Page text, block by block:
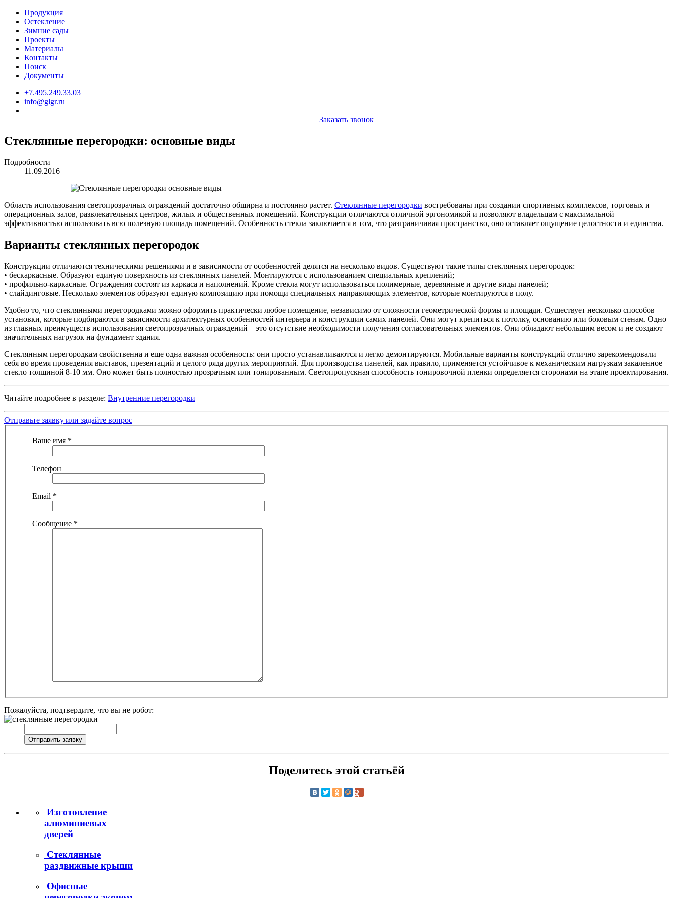
Продукция
Остекление
Зимние сады
Проекты
Материалы
Контакты
Поиск
Документы
+7.495.249.33.03
info@glgr.ru
Заказать звонок
Стеклянные перегородки: основные виды
Подробности
11.09.2016
Область использования светопрозрачных ограждений достаточно обширна и постоянно растет. Стеклянные перегородки востребованы при создании спортивных комплексов, торговых и
операционных залов, развлекательных центров, жилых и общественных помещений. Конструкции отличаются отличной эргономикой и позволяют владельцам с максимальной
эффективностью использовать всю полезную площадь помещений. Особенность стекла заключается в том, что разграничивая пространство, оно оставляет ощущение целостности и единства.
Варианты стеклянных перегородок
Конструкции отличаются техническими решениями и в зависимости от особенностей делятся на несколько видов. Существуют такие типы стеклянных перегородок:
• бескаркасные. Образуют единую поверхность из стеклянных панелей. Монтируются с использованием специальных креплений;
• профильно-каркасные. Ограждения состоят из каркаса и наполнений. Кроме стекла могут использоваться полимерные, деревянные и другие виды панелей;
• слайдинговые. Несколько элементов образуют единую композицию при помощи специальных направляющих элементов, которые монтируются в полу.
Удобно то, что стеклянными перегородками можно оформить практически любое помещение, независимо от сложности геометрической формы и площади. Существует несколько способов
установки, которые подбираются в зависимости архитектурных особенностей интерьера и конструкции самих панелей. Они могут крепиться к потолку, основанию или боковым стенам. Одно
из главных преимуществ использования светопрозрачных ограждений – это отсутствие необходимости получения согласовательных элементов. Они обладают небольшим весом и не создают
значительных нагрузок на фундамент здания.
Стеклянным перегородкам свойственна и еще одна важная особенность: они просто устанавливаются и легко демонтируются. Мобильные варианты конструкций отлично зарекомендовали
себя во время проведения выставок, презентаций и целого ряда других мероприятий. Для производства панелей, как правило, применяется устойчивое к механическим нагрузкам закаленное
стекло толщиной 8-10 мм. Оно может быть полностью прозрачным или тонированным. Светопропускная способность тонировочной пленки определяется сторонами на этапе проектирования.
Читайте подробнее в разделе: Внутренние перегородки
Отправьте заявку или задайте вопрос
Ваше имя *
Телефон
Email *
Сообщение *
Пожалуйста, подтвердите, что вы не робот:
Поделитесь этой статьёй
Изготовление
алюминиевых
дверей
Стеклянные
раздвижные крыши
Офисные